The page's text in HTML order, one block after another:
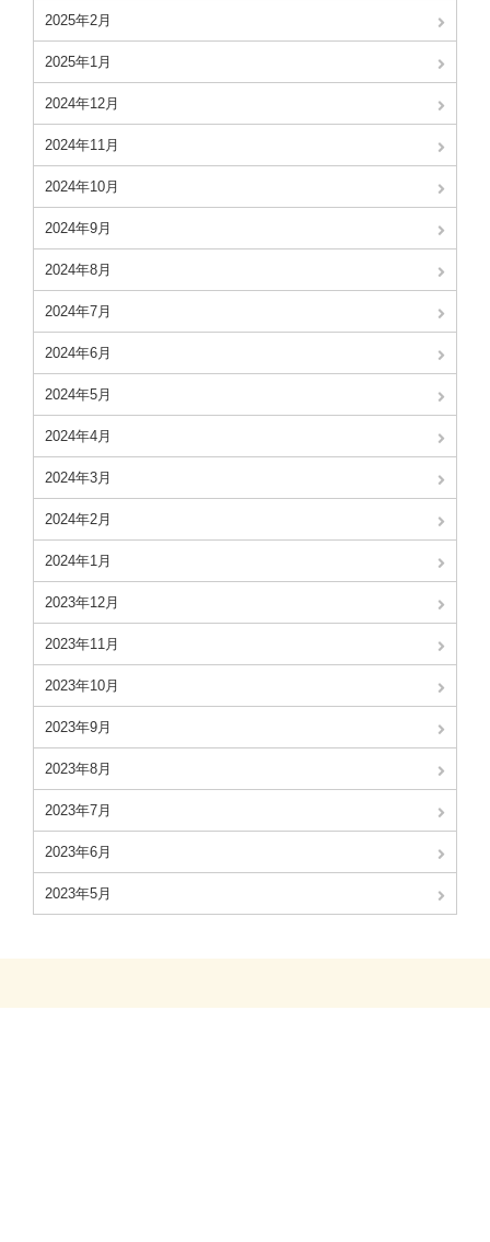
2025年2月
2025年1月
2024年12月
2024年11月
2024年10月
2024年9月
2024年8月
2024年7月
2024年6月
2024年5月
2024年4月
2024年3月
2024年2月
2024年1月
2023年12月
2023年11月
2023年10月
2023年9月
2023年8月
2023年7月
2023年6月
2023年5月